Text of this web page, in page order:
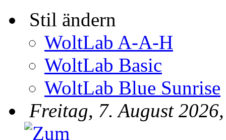
Stil ändern
WoltLab A-A-H
WoltLab Basic
WoltLab Blue Sunrise
Freitag, 7. August